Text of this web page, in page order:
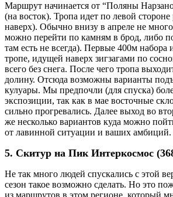
Маршрут начинается от “Поляны
(на восток). Тропа идет по левой стороне
наверх). Обычно внизу в апреле не
можно перейти по камням в брод, либо
там есть не всегда). Первые 400м набора
тропе, идущей наверх зигзагами по
всего без снега. После чего тропа
долину. Отсюда возможны варианты
кулуары. Мы предпочли (для спуска)
экспозиции, так как в мае восточные
сильно прогревались. Далее выход во
же несколько вариантов куда можно
от лавинной ситуации и ваших амбиций.
5. Скитур на Пик Интеркосмос
Не так много людей спускались с этой
сезон такое возможно сделать. Но это